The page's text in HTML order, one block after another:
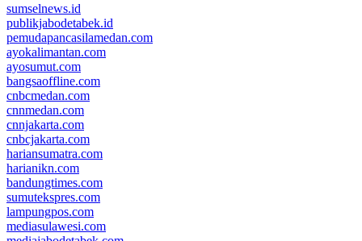
sumselnews.id
publikjabodetabek.id
pemudapancasilamedan.com
ayokalimantan.com
ayosumut.com
bangsaoffline.com
cnbcmedan.com
cnnmedan.com
cnnjakarta.com
cnbcjakarta.com
hariansumatra.com
harianikn.com
bandungtimes.com
sumutekspres.com
lampungpos.com
mediasulawesi.com